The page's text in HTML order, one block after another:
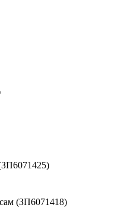
(ЗП6071418)